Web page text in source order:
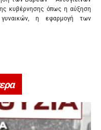
κυβέρνησης όπως η αύξηση
η εφαρμογή των